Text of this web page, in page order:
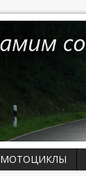
МОТОЦИКЛЫ